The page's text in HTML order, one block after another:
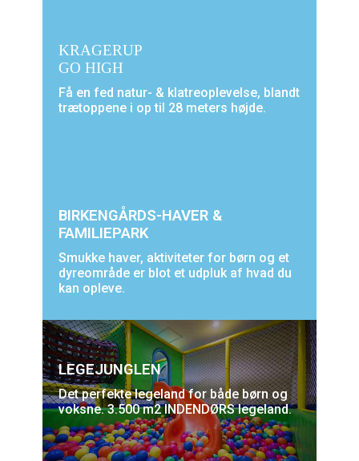
KRAGERUP
GO HIGH
Få en fed natur- & klatreoplevelse, blandt
trætoppene i op til 28 meters højde.
BIRKENGÅRDS-HAVER &
FAMILIEPARK
Smukke haver, aktiviteter for børn og et
dyreområde er blot et udpluk af hvad du
kan opleve.
LEGEJUNGLEN
Det perfekte legeland for både børn og
voksne. 3.500 m2 INDENDØRS legeland.